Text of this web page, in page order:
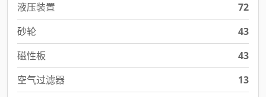
液压装置
72
砂轮
43
磁性板
43
空气过滤器
13